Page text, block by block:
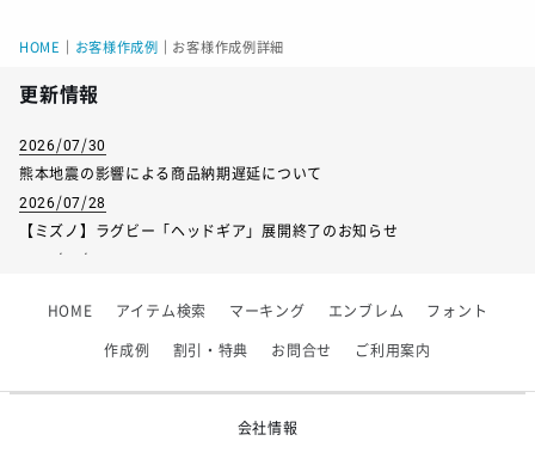
HOME お客様作成例 お客様作成例詳細
更新情報
2026/07/30
熊本地震の影響による商品納期遅延について
2026/07/28
【ミズノ】ラグビー「ヘッドギア」展開終了のお知らせ
2026/07/01
2026/06/09
【アシックス】一部商品「生地の在庫限り」廃盤のお知らせ
HOME アイテム検索 マーキング エンブレム フォント
作成例 割引・特典 お問合せ ご利用案内
会社情報